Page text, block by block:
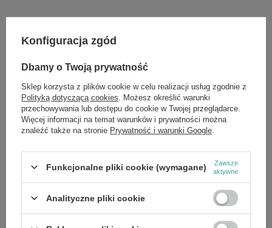
Marka Bobovita
Forma Pakowania LL
Zobacz również
OKAZJA
BoboVita Kaszka Mleczno Zbożowa Owsiana z Witaminami po
Cena regularna:£5.09 -5%
Konfiguracja zgód
Dbamy o Twoją prywatność
Sklep korzysta z plików cookie w celu realizacji usług zgodnie z
Polityką dotyczącą cookies . Możesz określić warunki
przechowywania lub dostępu do cookie w Twojej przeglądarce.
Więcej informacji na temat warunków i prywatności można
znaleźć także na stronie Prywatność i warunki Google
Funkcjonalne pliki cookie (wymagane)
Zawsze
aktywne
Analityczne pliki cookie